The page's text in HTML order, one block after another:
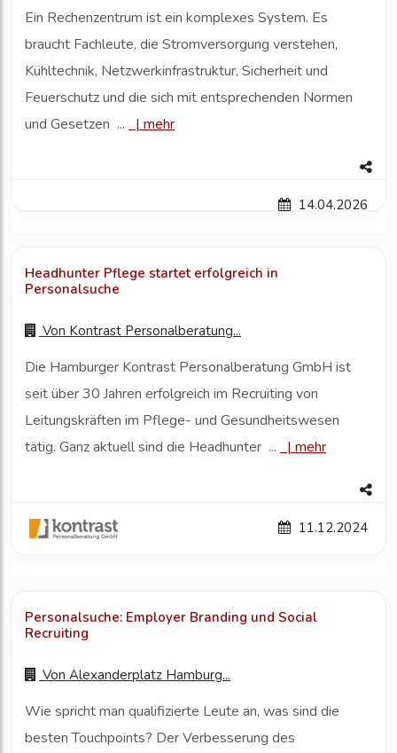
Ein Rechenzentrum ist ein komplexes System. Es
braucht Fachleute, die Stromversorgung verstehen,
Kühltechnik, Netzwerkinfrastruktur, Sicherheit und
Feuerschutz und die sich mit entsprechenden Normen
und Gesetzen ...
| mehr
14.04.2026
Headhunter Pflege startet erfolgreich in
Personalsuche
Von Kontrast Personalberatung...
Die Hamburger Kontrast Personalberatung GmbH ist
seit über 30 Jahren erfolgreich im Recruiting von
Leitungskräften im Pflege- und Gesundheitswesen
tätig. Ganz aktuell sind die Headhunter ...
| mehr
11.12.2024
Personalsuche: Employer Branding und Social
Recruiting
Von Alexanderplatz Hamburg...
Wie spricht man qualifizierte Leute an, was sind die
besten Touchpoints? Der Verbesserung des